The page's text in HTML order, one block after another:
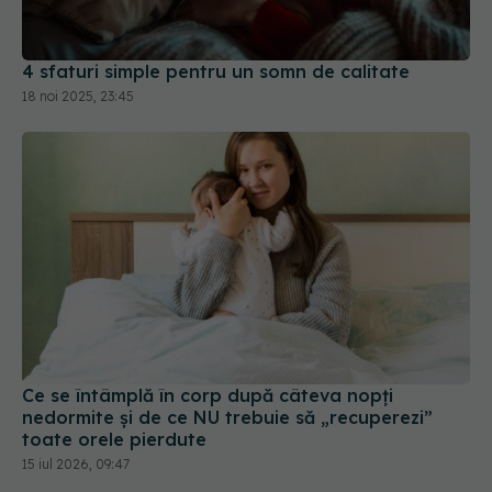
4 sfaturi simple pentru un somn de calitate
18 noi 2025, 23:45
Ce se întâmplă în corp după câteva nopți
nedormite și de ce NU trebuie să „recuperezi”
toate orele pierdute
15 iul 2026, 09:47